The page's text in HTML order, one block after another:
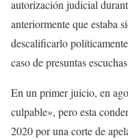
autorización judicial
anteriormente que estaba
descalificarlo
caso de presuntas
En un primer juicio, en
culpable», pero esta
2020 por una corte de